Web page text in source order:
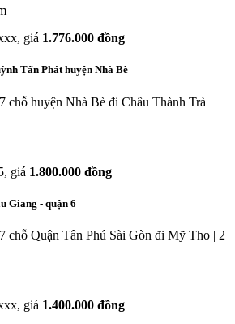
giá 1.776.000 đồng
Tấn Phát huyện Nhà Bè
chỗ huyện Nhà Bè đi Châu Thành Trà
giá 1.800.000 đồng
Giang - quận 6
chỗ Quận Tân Phú Sài Gòn đi Mỹ Tho | 2
giá 1.400.000 đồng